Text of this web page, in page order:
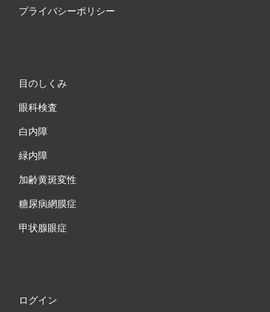
プライバシーポリシー
目のしくみ
眼科検査
白内障
緑内障
加齢黄斑変性
糖尿病網膜症
甲状腺眼症
ログイン